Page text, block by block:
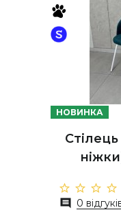
НОВИНКА
0